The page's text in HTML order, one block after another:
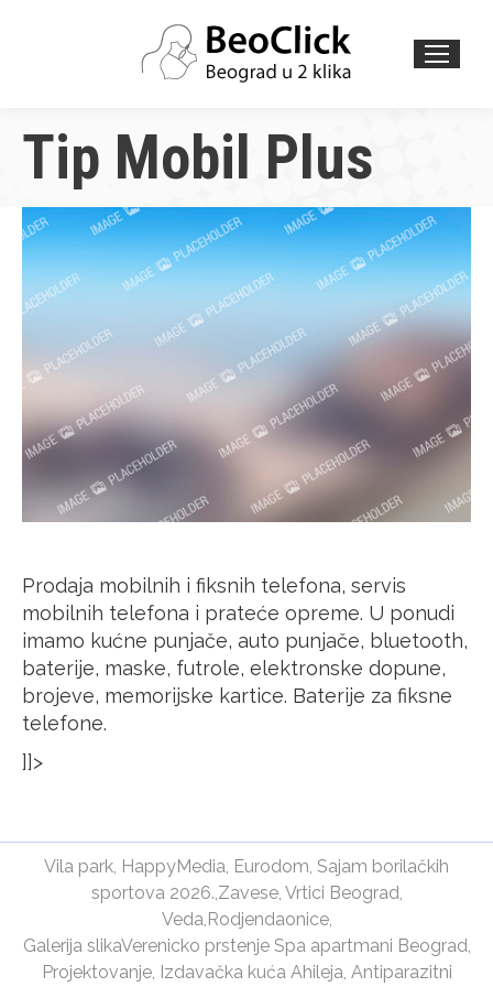
Tip Mobil Plus
Prodaja mobilnih i fiksnih telefona, servis
mobilnih telefona i prateće opreme. U ponudi
imamo kućne punjače, auto punjače, bluetooth,
baterije, maske, futrole, elektronske dopune,
brojeve, memorijske kartice. Baterije za fiksne
telefone.
]]>
Vila park HappyMedia Eurodom Sajam borilačkih
sportova 2026. Zavese, Vrtici Beograd
Veda Rodjendaonice,
Galerija slikaVerenicko prstenje Spa apartmani Beograd
Projektovanje, Izdavačka kuća Ahileja Antiparazitni